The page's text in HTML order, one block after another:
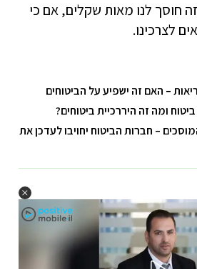
חוסך לנו מאות שקלים, אם כי
לצרכינו.
– האם זה ישפיע על הביטוחים
ומה זה היררכיית ביטוחים?
– חברות הביטוח יחויבו לעדכן את